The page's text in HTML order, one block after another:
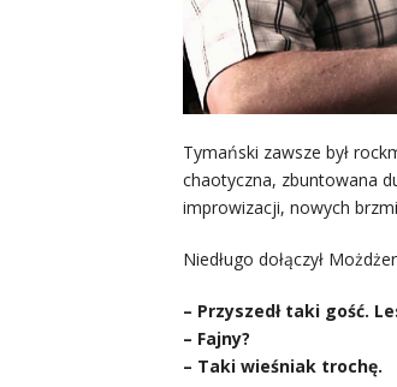
Tymański zawsze był
chaotyczna, zbuntowana
improwizacji, nowych
Niedługo dołączył
– Przyszedł taki gość.
– Fajny?
– Taki wieśniak trochę.